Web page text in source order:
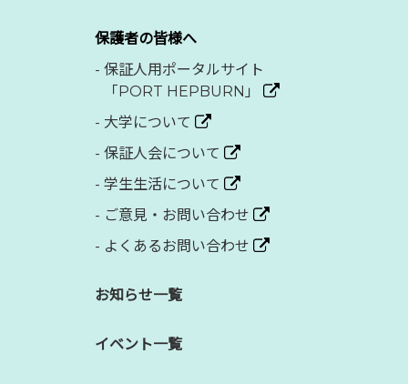
保護者の皆様へ
- 保証人用ポータルサイト
「PORT HEPBURN」
- 大学について
- 保証人会について
- 学生生活について
- ご意見・お問い合わせ
- よくあるお問い合わせ
お知らせ一覧
イベント一覧